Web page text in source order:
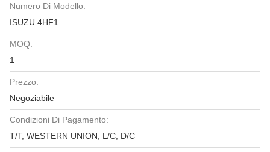
Numero Di Modello:
ISUZU 4HF1
MOQ:
1
Prezzo:
Negoziabile
Condizioni Di Pagamento:
T/T, WESTERN UNION, L/C, D/C